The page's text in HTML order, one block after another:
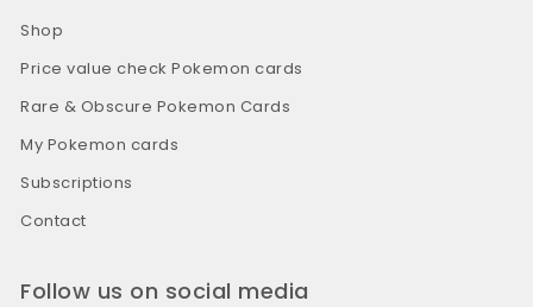
Shop
Price value check Pokemon cards
Rare & Obscure Pokemon Cards
My Pokemon cards
Subscriptions
Contact
Follow us on social media